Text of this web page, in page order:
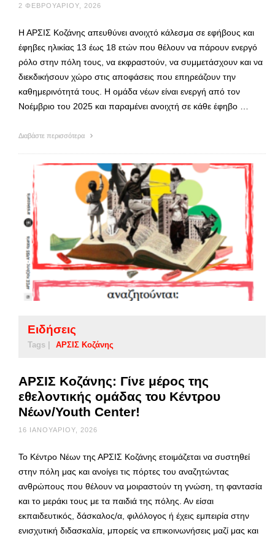
2 ΦΕΒΡΟΥΑΡΊΟΥ, 2026
Η ΑΡΣΙΣ Κοζάνης απευθύνει ανοιχτό κάλεσμα σε εφήβους και
έφηβες ηλικίας 13 έως 18 ετών που θέλουν να πάρουν ενεργό
ρόλο στην πόλη τους, να εκφραστούν, να συμμετάσχουν και να
διεκδικήσουν χώρο στις αποφάσεις που επηρεάζουν την
καθημερινότητά τους. Η ομάδα νέων είναι ενεργή από τον
Νοέμβριο του 2025 και παραμένει ανοιχτή σε κάθε έφηβο …
Διαβάστε περισσότερα
Ειδήσεις
Tags | ΑΡΣΙΣ Κοζάνης
ΑΡΣΙΣ Κοζάνης: Γίνε μέρος της
εθελοντικής ομάδας του Κέντρου
Νέων/Youth Center!
16 ΙΑΝΟΥΑΡΊΟΥ, 2026
Το Κέντρο Νέων της ΑΡΣΙΣ Κοζάνης ετοιμάζεται να συστηθεί
στην πόλη μας και ανοίγει τις πόρτες του αναζητώντας
ανθρώπους που θέλουν να μοιραστούν τη γνώση, τη φαντασία
και το μεράκι τους με τα παιδιά της πόλης. Αν είσαι
εκπαιδευτικός, δάσκαλος/α, φιλόλογος ή έχεις εμπειρία στην
ενισχυτική διδασκαλία, μπορείς να επικοινωνήσεις μαζί μας και